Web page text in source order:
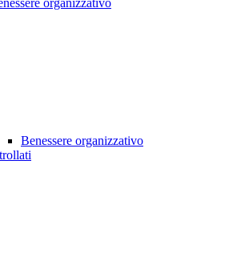
organizzativo
Benessere organizzativo